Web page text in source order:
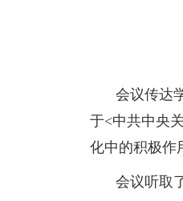
会议传达
于<中共中央
化中的积极作
会议听取